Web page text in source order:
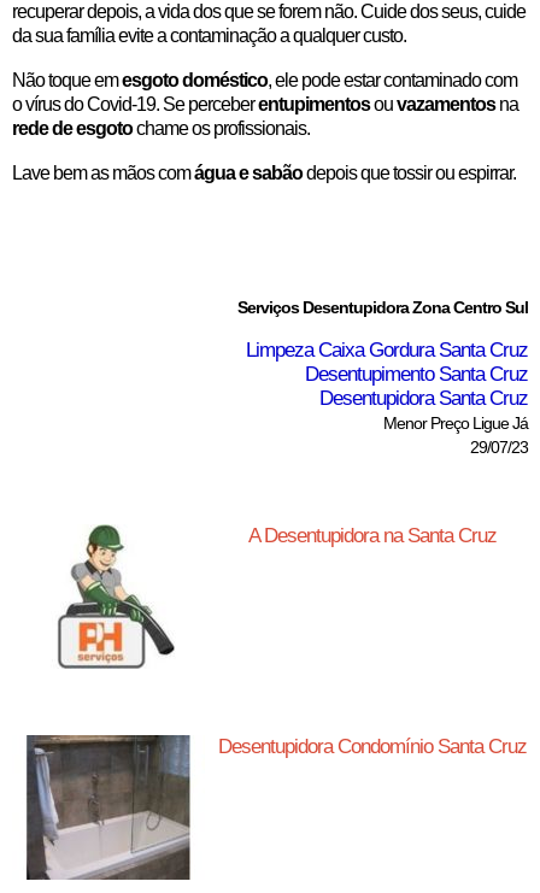
recuperar depois, a vida dos que se forem não. Cuide dos seus, cuide
da sua família evite a contaminação a qualquer custo.
Não toque emesgoto doméstico, ele pode estar contaminado com
o vírus do Covid-19. Se perceberentupimentosouvazamentosna
rede de esgotochame os profissionais.
Lave bem as mãos comágua e sabãodepois que tossir ou espirrar.
Serviços Desentupidora Zona Centro Sul
Limpeza Caixa Gordura Santa Cruz
Desentupimento Santa Cruz
Desentupidora Santa Cruz
Menor Preço Ligue Já
29/07/23
A Desentupidora na Santa Cruz
Desentupidora Condomínio Santa Cruz